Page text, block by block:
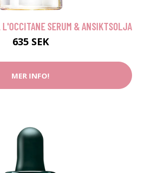
SERUM & ANSIKTSOLJA
635 SEK
MER INFO!